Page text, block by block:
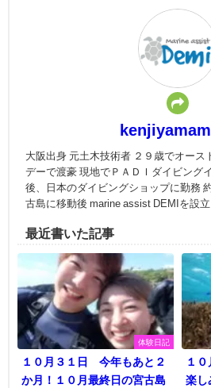
大阪出身 元土木技術者 ２９歳でオース
デーで渡豪 現地でＰＡＤＩダイビング
後、日本のダイビングショップに勤務
古島に移動後 marine assist DEMIを設立
最近書いた記事
体験日記
１０月３１日 今年もあと２
か月！１０月最終日の宮古島
１
楽し